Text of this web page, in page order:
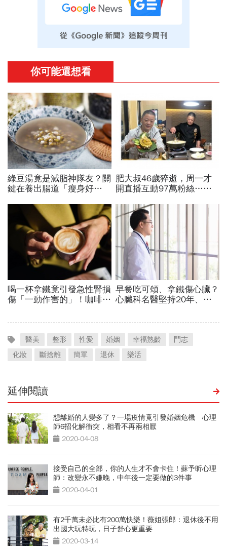
醫美 整形 性愛 婚姻 幸福熟齡
鬥志
化妝
斷捨離 簡單 退休 樂活
延伸閱讀
想離婚的人變多了？一場疫情竟引發婚姻危機 心理
師6招化解衝突，相看不再兩相厭
2020-04-08
接受自己的全部，你的人生才不會卡住！蘇予昕心理
師：改變永不嫌晚，中年後一定要做的3件事
2020-04-01
有2千萬未必比有200萬快樂！薇姐張郎：退休後不用
出國大玩特玩，日子舒心更重要
2020-03-14